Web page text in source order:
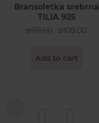
Bransoletka srebrna
TILIA 925
zł119.00 zł109.00
Add to cart